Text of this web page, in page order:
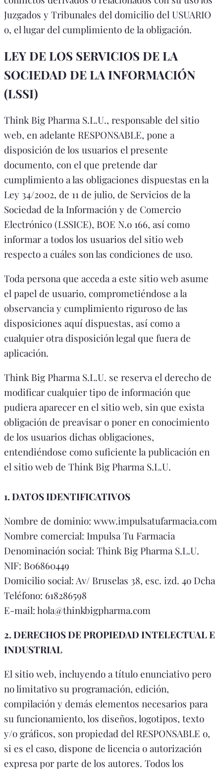
Juzgados y Tribunales del domicilio del USUARIO
o, el lugar del cumplimiento de la obligación.
LEY DE LOS SERVICIOS DE LA
SOCIEDAD DE LA INFORMACIÓN
(LSSI)
Think Big Pharma S.L.U., responsable del sitio
web, en adelante RESPONSABLE, pone a
disposición de los usuarios el presente
documento, con el que pretende dar
cumplimiento a las obligaciones dispuestas en la
Ley 34/2002, de 11 de julio, de Servicios de la
Sociedad de la Información y de Comercio
Electrónico (LSSICE), BOE N.o 166, así como
informar a todos los usuarios del sitio web
respecto a cuáles son las condiciones de uso.
Toda persona que acceda a este sitio web asume
el papel de usuario, comprometiéndose a la
observancia y cumplimiento riguroso de las
disposiciones aquí dispuestas, así como a
cualquier otra disposición legal que fuera de
aplicación.
Think Big Pharma S.L.U. se reserva el derecho de
modificar cualquier tipo de información que
pudiera aparecer en el sitio web, sin que exista
obligación de preavisar o poner en conocimiento
de los usuarios dichas obligaciones,
entendiéndose como suficiente la publicación en
el sitio web de Think Big Pharma S.L.U.
1. DATOS IDENTIFICATIVOS
Nombre de dominio: www.impulsatufarmacia.com
Nombre comercial: Impulsa Tu Farmacia
Denominación social: Think Big Pharma S.L.U.
NIF: B06860449
Domicilio social: Av/ Bruselas 38, esc. izd. 4o Dcha
Teléfono: 618286598
E-mail: hola@thinkbigpharma.com
2. DERECHOS DE PROPIEDAD INTELECTUAL E
INDUSTRIAL
El sitio web, incluyendo a título enunciativo pero
no limitativo su programación, edición,
compilación y demás elementos necesarios para
su funcionamiento, los diseños, logotipos, texto
y/o gráficos, son propiedad del RESPONSABLE o,
si es el caso, dispone de licencia o autorización
expresa por parte de los autores. Todos los